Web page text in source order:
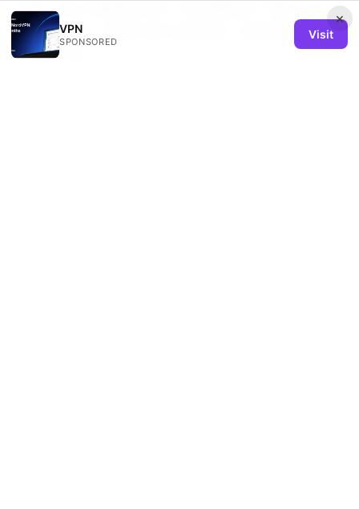
注意：本文为教育性内容，旨在帮助用户了解 Astrill
VPN 的功能、使用方法与注意事项，具体使用请以官
方信息为准。
×
VPN
SPONSORED
Visit